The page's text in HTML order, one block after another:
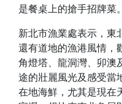
是餐桌上的搶手招牌菜。
新北市漁業處表示，東
還有道地的漁港風情，
角燈塔、龍洞灣、卯澳
途的壯麗風光及感受當
在地海鮮，尤其是現在